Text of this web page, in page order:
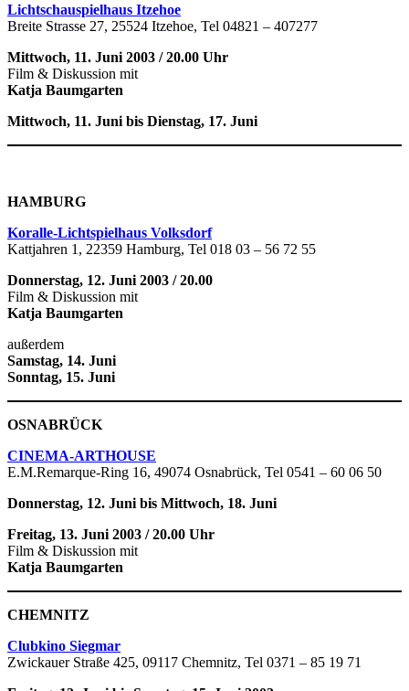
Lichtschauspielhaus Itzehoe
Breite Strasse 27, 25524 Itzehoe, Tel 04821 – 407277
Mittwoch, 11. Juni 2003 / 20.00 Uhr
Film & Diskussion mit
Katja Baumgarten
Mittwoch, 11. Juni bis Dienstag, 17. Juni
HAMBURG
Koralle-Lichtspielhaus Volksdorf
Kattjahren 1, 22359 Hamburg, Tel 018 03 – 56 72 55
Donnerstag, 12. Juni 2003 / 20.00
Film & Diskussion mit
Katja Baumgarten
außerdem
Samstag, 14. Juni
Sonntag, 15. Juni
OSNABRÜCK
CINEMA-ARTHOUSE
E.M.Remarque-Ring 16, 49074 Osnabrück, Tel 0541 – 60 06 50
Donnerstag, 12. Juni bis Mittwoch, 18. Juni
Freitag, 13. Juni 2003 / 20.00 Uhr
Film & Diskussion mit
Katja Baumgarten
CHEMNITZ
Clubkino Siegmar
Zwickauer Straße 425, 09117 Chemnitz, Tel 0371 – 85 19 71